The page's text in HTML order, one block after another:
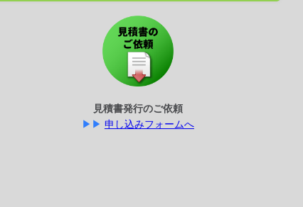
見積書発行のご依頼
▶▶ 申し込みフォームへ